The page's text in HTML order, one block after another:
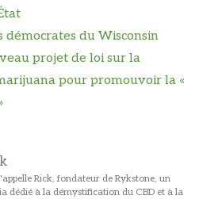
démocrates du Wisconsin
projet de loi sur la
pour promouvoir la «
Rick, fondateur de Rykstone, un
dédié à la démystification du CBD et à la